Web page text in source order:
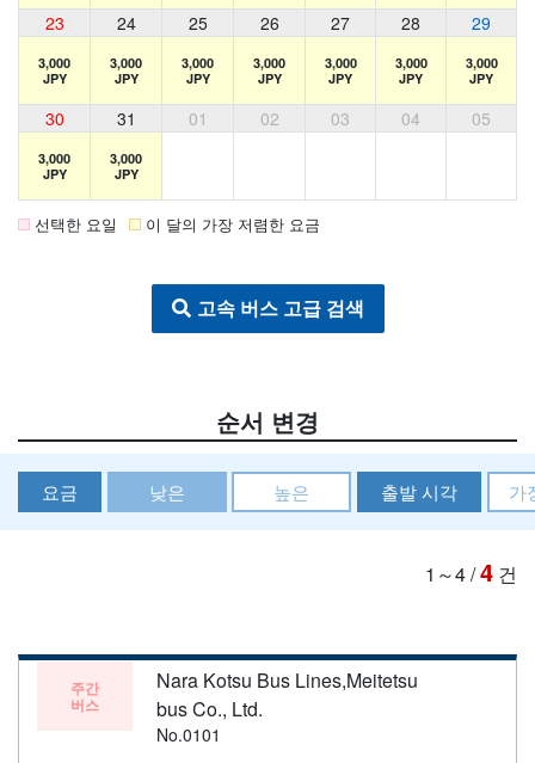
23 24 25 26 27 28 29
3,000
JPY
3,000
JPY
3,000
JPY
3,000
JPY
3,000
JPY
3,000
JPY
3,000
JPY
30 31 01 02 03 04 05
3,000
JPY
3,000
JPY
선택한 요일 이 달의 가장 저렴한 요금
고속 버스 고급 검색
순서 변경
요금 낮은 높은 출발 시각 가
1～4/4 건
주간
버스
Nara Kotsu Bus Lines,Meitetsu
bus Co., Ltd.
No.0101